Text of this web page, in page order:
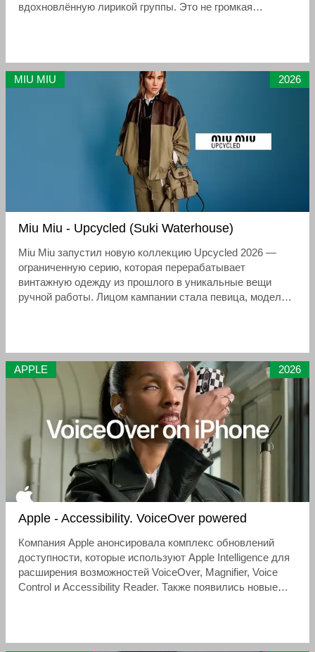
вдохновлённую лирикой группы. Это не громкая
MIU MIU 2026
Miu Miu - Upcycled (Suki Waterhouse)
Miu Miu запустил новую коллекцию Upcycled 2026 —
ограниченную серию, которая перерабатывает
винтажную одежду из прошлого в уникальные вещи
ручной работы. Лицом кампании стала певица, модель и
переосмыслены через призму времени и
индивидуальности
APPLE 2026
Apple - Accessibility. VoiceOver powered
Компания Apple анонсировала комплекс обновлений
доступности, которые используют Apple Intelligence для
расширения возможностей VoiceOver, Magnifier, Voice
Control и Accessibility Reader. Также появились новые